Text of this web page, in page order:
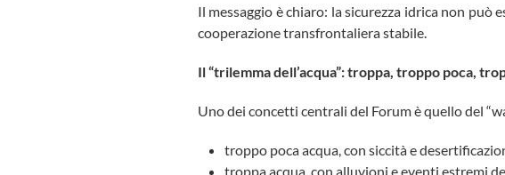
Il messaggio è chiaro: la sicurezza idrica non può
cooperazione transfrontaliera stabile.
Il “trilemma dell’acqua”: troppa, troppo poca,
Uno dei concetti centrali del Forum è quello del
troppo poca acqua, con siccità e
troppa acqua, con alluvioni e eventi estremi